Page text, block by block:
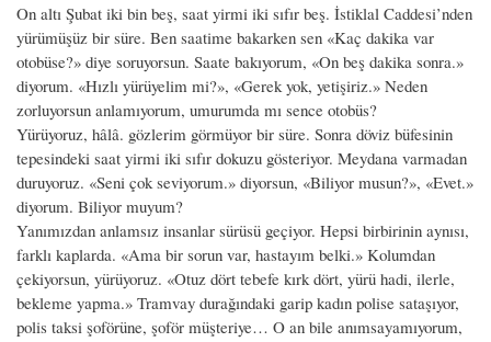
On altı Şubat iki bin beş, saat yirmi iki sıfır beş. İstiklal Caddesi’nden
yürümüşüz bir süre. Ben saatime bakarken sen «Kaç dakika var
otobüse?» diye soruyorsun. Saate bakıyorum, «On beş dakika sonra.»
diyorum. «Hızlı yürüyelim mi?», «Gerek yok, yetişiriz.» Neden
zorluyorsun anlamıyorum, umurumda mı sence otobüs?
Yürüyoruz, hâlâ. gözlerim görmüyor bir süre. Sonra döviz büfesinin
tepesindeki saat yirmi iki sıfır dokuzu gösteriyor. Meydana varmadan
duruyoruz. «Seni çok seviyorum.» diyorsun, «Biliyor musun?», «Evet.»
diyorum. Biliyor muyum?
Yanımızdan anlamsız insanlar sürüsü geçiyor. Hepsi birbirinin aynısı,
farklı kaplarda. «Ama bir sorun var, hastayım belki.» Kolumdan
çekiyorsun, yürüyoruz. «Otuz dört tebefe kırk dört, yürü hadi, ilerle,
bekleme yapma.» Tramvay durağındaki garip kadın polise sataşıyor,
polis taksi şoförüne, şoför müşteriye… O an bile anımsayamıyorum,